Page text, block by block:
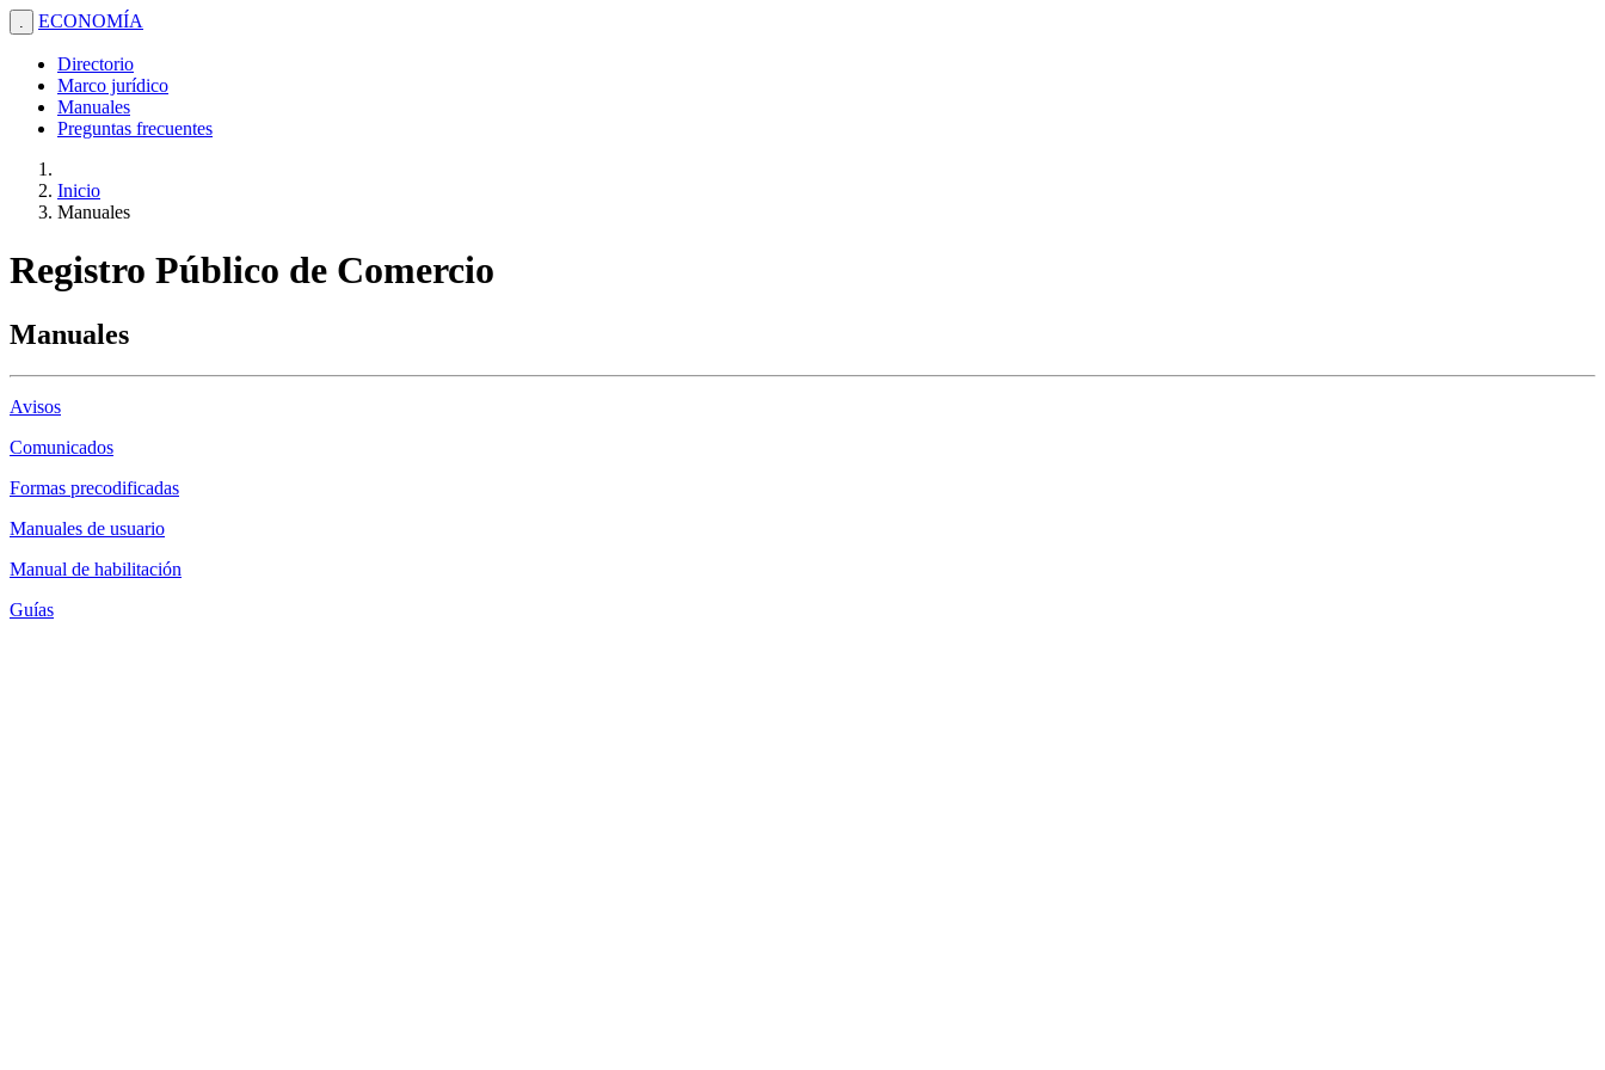
. ECONOMÍA
Directorio
Marco jurídico
Manuales
Preguntas frecuentes
Inicio
Manuales
Registro Público de Comercio
Manuales
Avisos
Comunicados
Formas precodificadas
Manuales de usuario
Manual de habilitación
Guías